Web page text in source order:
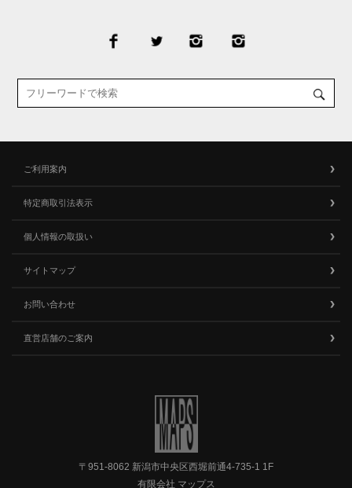
ご利用案内
特定商取引法表示
個人情報の取扱い
サイトマップ
お問い合わせ
直営店舗のご案内
〒951-8062 新潟市中央区西堀前通4-735-1 1F
有限会社 マップス